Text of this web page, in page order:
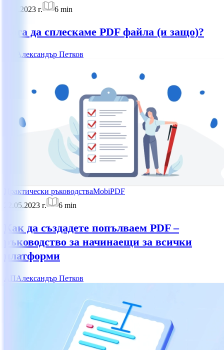
5.06.2023 г.
6 min
Кога да сплескаме PDF файла (и защо)?
Александър Петков
Практически ръководстваMobiPDF
22.05.2023 г.
6 min
Как да създадете попълваем PDF –
ръководство за начинаещи за всички
платформи
АПАлександър Петков